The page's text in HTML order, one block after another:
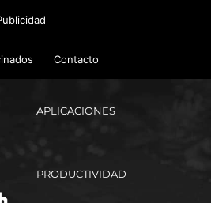
Contacto
APLICACIONES
PRODUCTIVIDAD